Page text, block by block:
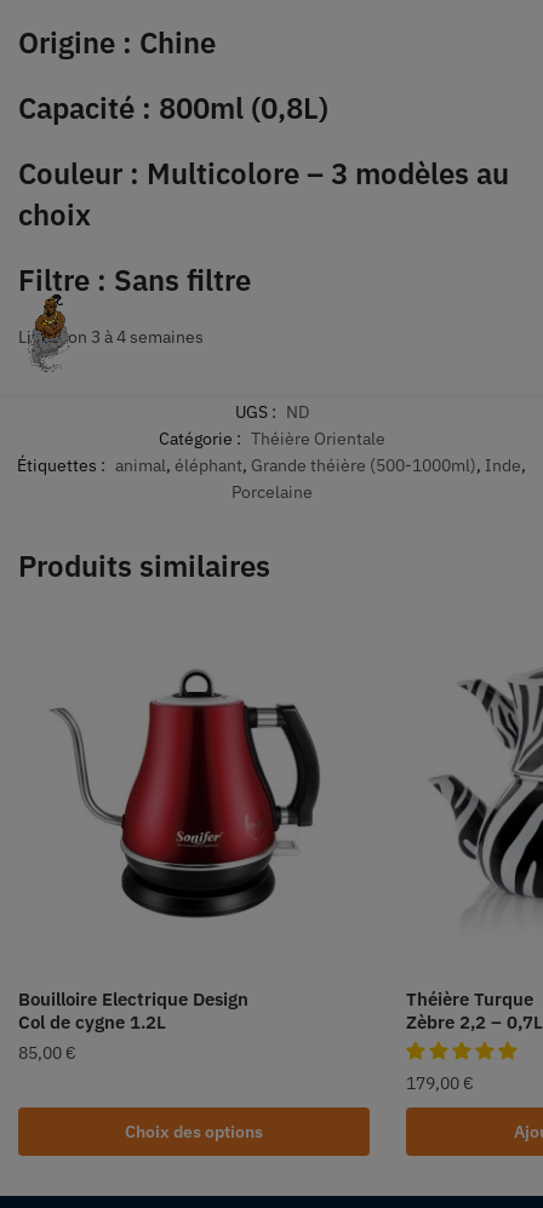
Origine : Chine
Capacité : 800ml (0,8L)
Couleur : Multicolore – 3 modèles au
choix
Filtre : Sans filtre
Livraison 3 à 4 semaines
UGS : ND
Catégorie : Théière Orientale
Étiquettes : animal, éléphant, Grande théière (500-1000ml), Inde,
Porcelaine
Produits similaires
Bouilloire Electrique Design
Col de cygne 1.2L
85,00 €
Choix des options
Théière Turque
Zèbre 2,2 – 0,7L
179,00 €